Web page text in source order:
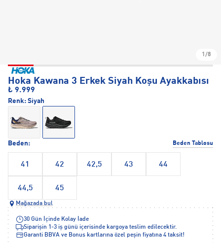
1/8
Hoka Kawana 3 Erkek Siyah Koşu Ayakkabısı
₺ 9.999
Beden: Beden Tablosu
41 42 42,5 43 44
44,5 45
Renk: Siyah
Mağazada bul
30 Gün İçinde Kolay İade
Siparişin 1-3 iş günü içerisinde kargoya teslim edilecektir.
Garanti BBVA ve Bonus kartlarına özel peşin fiyatına 4 taksit!